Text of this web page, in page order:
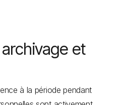
et
à la période pendant